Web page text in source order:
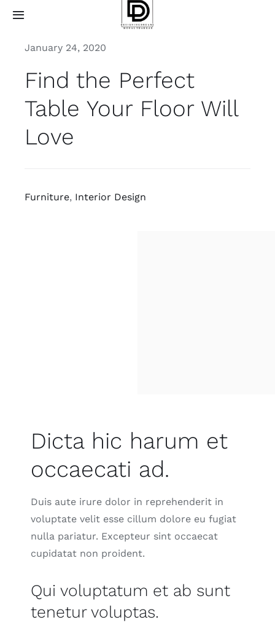
content
Toggle
About
How it works
January 24, 2020
Find the Perfect
Table Your Floor Will
Love
Furniture, Interior Design
Dicta hic harum et
occaecati ad.
Duis aute irure dolor in reprehenderit in
voluptate velit esse cillum dolore eu fugiat
nulla pariatur. Excepteur sint occaecat
cupidatat non proident.
Qui voluptatum et ab sunt
tenetur voluptas.